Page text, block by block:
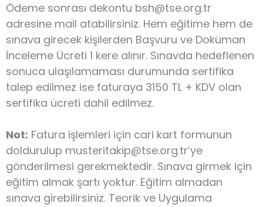
Ödeme sonrası dekontu bsh@tse.org.tr
adresine mail atabilirsiniz. Hem eğitime hem de
sınava girecek kişilerden Başvuru ve Doküman
İnceleme Ücreti 1 kere alınır. Sınavda hedeflenen
sonuca ulaşılamaması durumunda sertifika
talep edilmez ise faturaya 3150 TL + KDV olan
sertifika ücreti dahil edilmez.
Not: Fatura işlemleri için cari kart formunun
doldurulup musteritakip@tse.org.tr’ye
gönderilmesi gerekmektedir. Sınava girmek için
eğitim almak şartı yoktur. Eğitim almadan
sınava girebilirsiniz. Teorik ve Uygulama